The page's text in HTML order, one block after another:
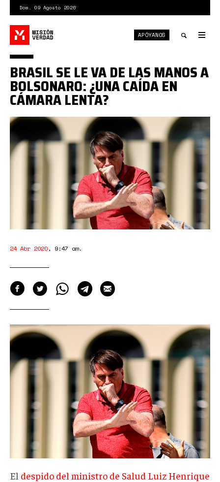
contenido
principal
Dom. 09 Agosto 2026
search
APÓYANOS
1*Y_KTnJ925x9fzyWHoJovsg.jpeg
BRASIL SE LE VA DE LAS MANOS A
BOLSONARO: ¿UNA CAÍDA EN
CÁMARA LENTA?
24 Abr 2020, 9:47 am.
El despido del ministro de Salud Luiz Henrique